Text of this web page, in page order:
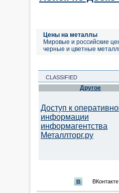
Цены на металлы
Мировые и российские
черные и цветные
CLASSIFIED
Другое
Доступ к
информации
информагентства
Металлторг.ру
ВКонтакте